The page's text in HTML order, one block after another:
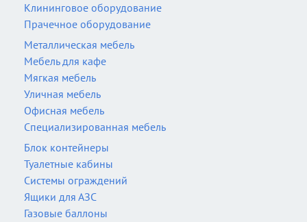
Клининговое оборудование
Прачечное оборудование
Металлическая мебель
Мебель для кафе
Мягкая мебель
Уличная мебель
Офисная мебель
Специализированная мебель
Блок контейнеры
Туалетные кабины
Системы ограждений
Ящики для АЗС
Газовые баллоны